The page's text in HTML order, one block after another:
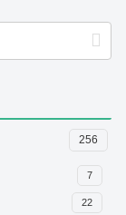
256
7
22